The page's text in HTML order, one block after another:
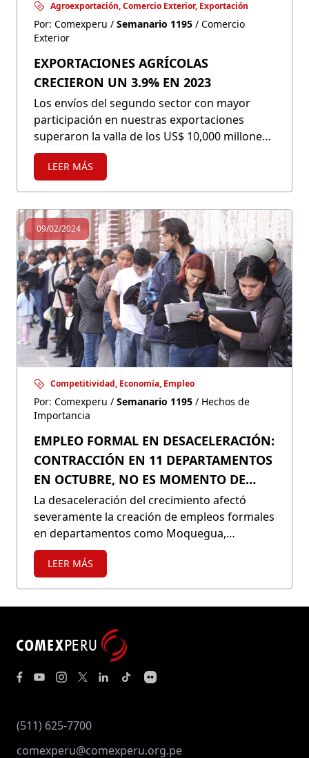
Agroexportación, Comercio Exterior, Exportación
Por: Comexperu / Semanario 1195 / Comercio
Exterior
EXPORTACIONES AGRÍCOLAS
CRECIERON UN 3.9% EN 2023
Los envíos del segundo sector con mayor
participación en nuestras exportaciones
superaron la valla de los US$ 10,000 millones
al cierre de 2023. No obstante, algunos
productos de la canasta agroexportadora
LEER MÁS
09/02/2024
Competitividad, Economía, Empleo
Por: Comexperu / Semanario 1195 / Hechos de
Importancia
EMPLEO FORMAL EN DESACELERACIÓN:
CONTRACCIÓN EN 11 DEPARTAMENTOS
EN OCTUBRE, NO ES MOMENTO DE
AUMENTAR EL SALARIO MÍNIMO
La desaceleración del crecimiento afectó
severamente la creación de empleos formales
en departamentos como Moquegua,
Huánuco, Lambayeque y La Libertad, que
acumulan tres meses o más en negativo. A
elevado salario mínimo para la realidad
nacional.
LEER MÁS
(511) 625-7700
comexperu@comexperu.org.pe